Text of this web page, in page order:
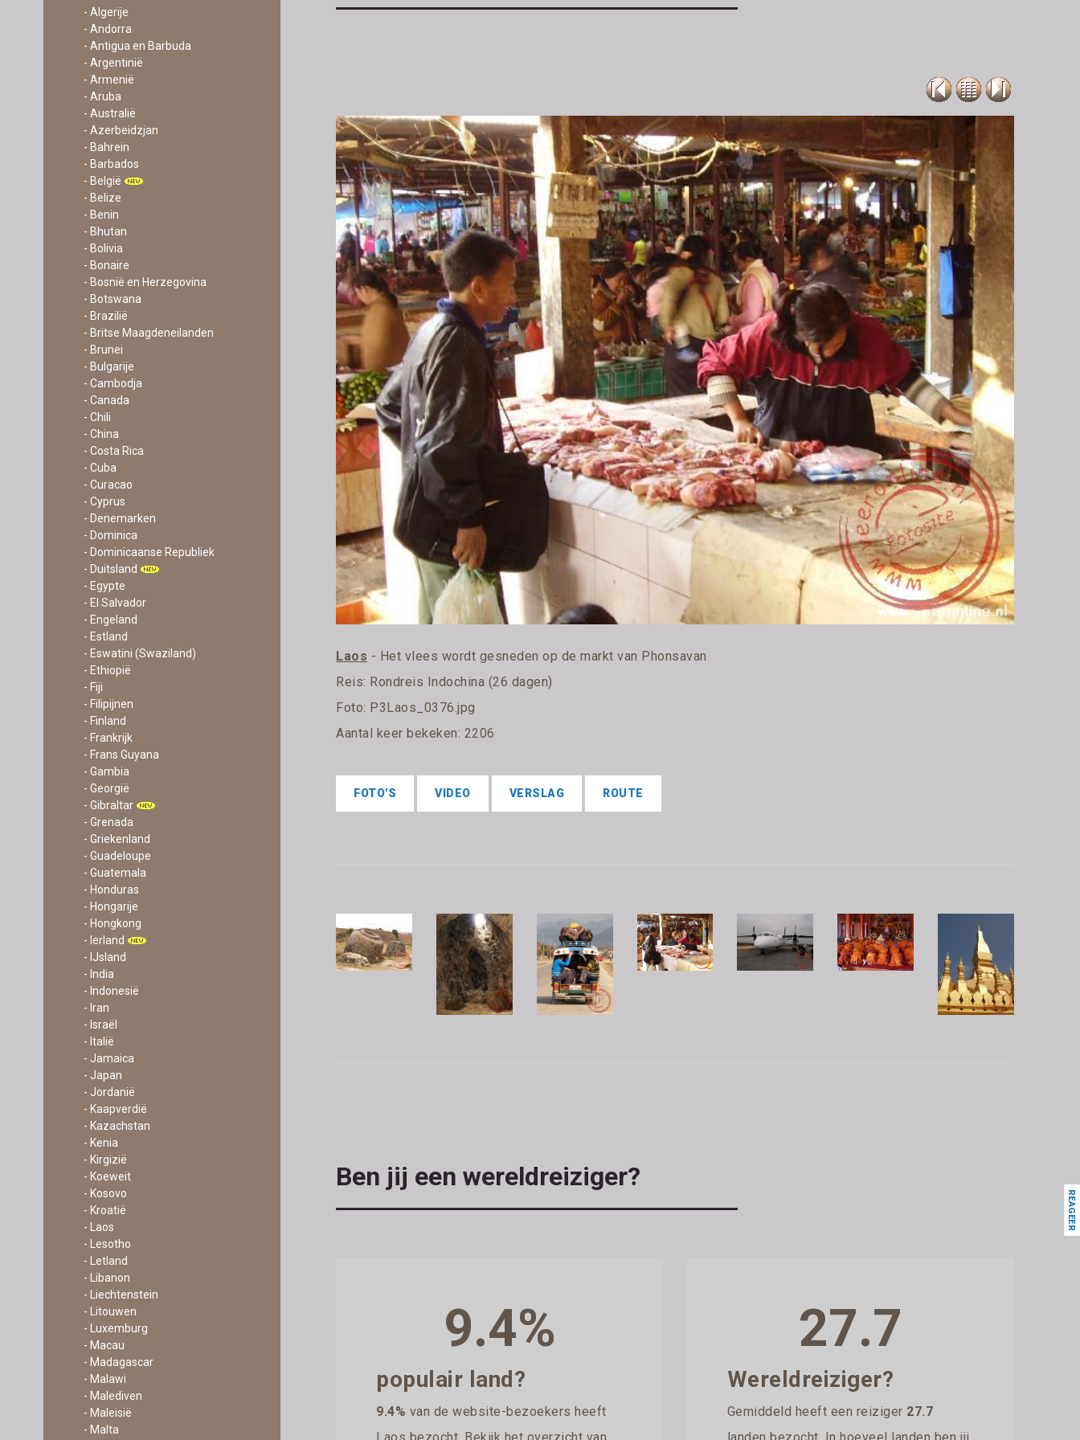
- Algerije
- Andorra
- Antigua en Barbuda
- Argentinië
- Armenië
- Aruba
- Australië
- Azerbeidzjan
- Bahrein
- Barbados
- België
- Belize
- Benin
- Bhutan
- Bolivia
- Bonaire
- Bosnië en Herzegovina
- Botswana
- Brazilië
- Britse Maagdeneilanden
- Brunei
- Bulgarije
- Cambodja
- Canada
- Chili
- China
- Costa Rica
- Cuba
- Curacao
- Cyprus
- Denemarken
- Dominica
- Dominicaanse Republiek
- Duitsland
- Egypte
- El Salvador
- Engeland
- Estland
- Eswatini (Swaziland)
- Ethiopië
- Fiji
- Filipijnen
- Finland
- Frankrijk
- Frans Guyana
- Gambia
- Georgië
- Gibraltar
- Grenada
- Griekenland
- Guadeloupe
- Guatemala
- Honduras
- Hongarije
- Hongkong
- Ierland
- IJsland
- India
- Indonesië
- Iran
- Israël
- Italië
- Jamaica
- Japan
- Jordanië
- Kaapverdië
- Kazachstan
- Kenia
- Kirgizië
- Koeweit
- Kosovo
- Kroatië
- Laos
- Lesotho
- Letland
- Libanon
- Liechtenstein
- Litouwen
- Luxemburg
- Macau
- Madagascar
- Malawi
- Malediven
- Maleisië
- Malta
Laos - Het vlees wordt gesneden op de markt van Phonsavan
Reis: Rondreis Indochina (26 dagen)
Foto: P3Laos_0376.jpg
Aantal keer bekeken: 2206
FOTO'S VIDEO VERSLAG ROUTE
Ben jij een wereldreiziger?
9.4%
populair land?
9.4% van de website-bezoekers heeft
27.7
Wereldreiziger?
Gemiddeld heeft een reiziger 27.7
REAGEER